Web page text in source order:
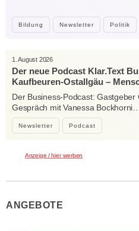
Bildung Newsletter Politik
Newsletter Podcast
1. August 2026
Der neue Podcast Klar.Text
Kaufbeuren-Ostallgäu –
Verbindungen
Der Business-Podcast: Gastgeber
Gespräch mit Vanessa Bockhorni…
Anzeige / hier werben
ANGEBOTE